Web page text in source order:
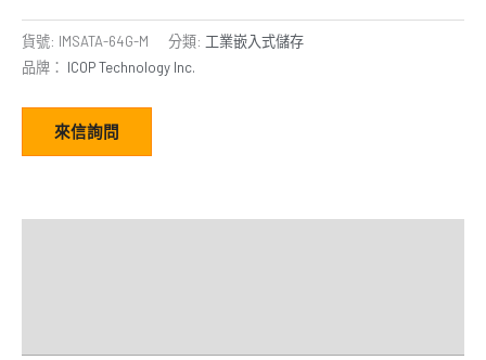
貨號: IMSATA-64G-M 分類: 工業嵌入式儲存
品牌： ICOP Technology Inc.
來信詢問